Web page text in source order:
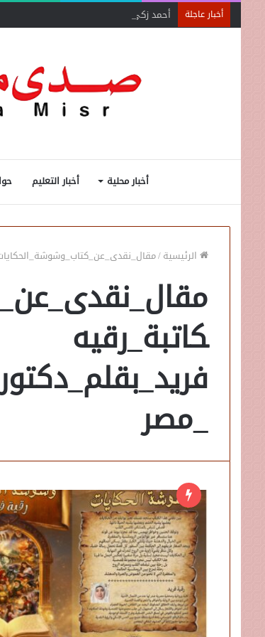
أخبار عاجلة أحمد زكي: مبادرة “مصر تنطلق بالتصدير”
أخبار محلية أخبار التعليم
الرئيسية/
كاتبة_رقيه
_مصر